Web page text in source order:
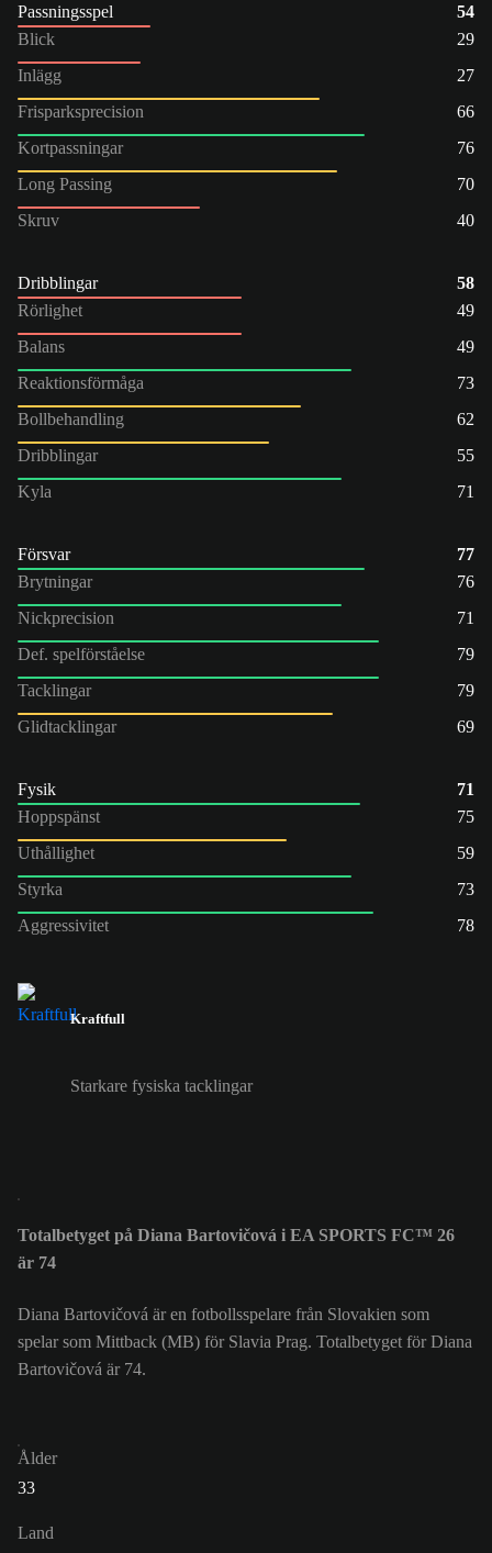
Passningsspel
54
Blick
29
Inlägg
27
Frisparksprecision
66
Kortpassningar
76
Long Passing
70
Skruv
40
Dribblingar
58
Rörlighet
49
Balans
49
Reaktionsförmåga
73
Bollbehandling
62
Dribblingar
55
Kyla
71
Försvar
77
Brytningar
76
Nickprecision
71
Def. spelförståelse
79
Tacklingar
79
Glidtacklingar
69
Fysik
71
Hoppspänst
75
Uthållighet
59
Styrka
73
Aggressivitet
78
Kraftfull
Starkare fysiska tacklingar
Totalbetyget på Diana Bartovičová i EA SPORTS FC™ 26
är 74
Diana Bartovičová är en fotbollsspelare från Slovakien som
spelar som Mittback (MB) för Slavia Prag. Totalbetyget för Diana
Bartovičová är 74.
Ålder
33
Land